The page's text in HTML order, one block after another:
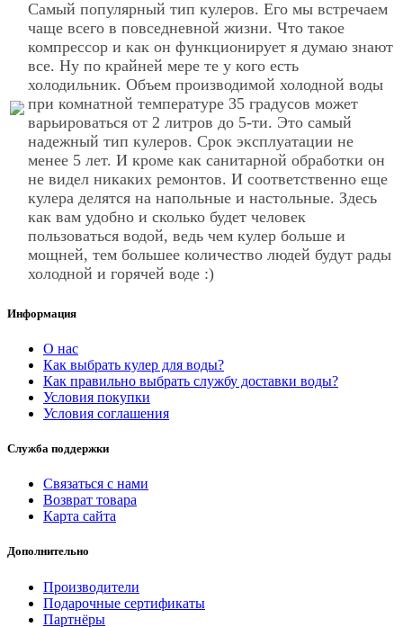
Самый популярный тип кулеров. Его мы встречаем
чаще всего в повседневной жизни. Что такое
компрессор и как он функционирует я думаю знают
все. Ну по крайней мере те у кого есть
холодильник. Объем производимой холодной воды
при комнатной температуре 35 градусов может
варьироваться от 2 литров до 5-ти. Это самый
надежный тип кулеров. Срок эксплуатации не
менее 5 лет. И кроме как санитарной обработки он
не видел никаких ремонтов. И соответственно еще
кулера делятся на напольные и настольные. Здесь
как вам удобно и сколько будет человек
пользоваться водой, ведь чем кулер больше и
мощней, тем большее количество людей будут рады
холодной и горячей воде :)
Информация
О нас
Как выбрать кулер для воды?
Как правильно выбрать службу доставки воды?
Условия покупки
Условия соглашения
Служба поддержки
Связаться с нами
Возврат товара
Карта сайта
Дополнительно
Производители
Подарочные сертификаты
Партнёры